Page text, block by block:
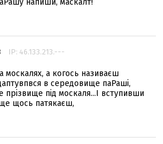
напиши, маскалт!
IP: 46.133.213.---
а когось називаєш
в середовище паРаші,
прізвище під москаля...І вступивши
щось патякаєш,